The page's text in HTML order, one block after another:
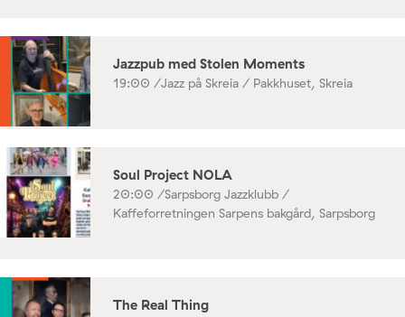
Jazzpub med Stolen Moments
19:00 /Jazz på Skreia / Pakkhuset, Skreia
Soul Project NOLA
20:00 /Sarpsborg Jazzklubb /
Kaffeforretningen Sarpens bakgård, Sarpsborg
The Real Thing